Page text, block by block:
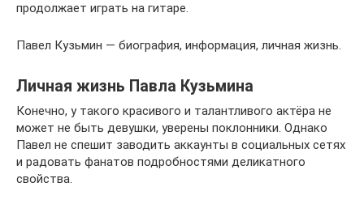
продолжает играть на гитаре.
Павел Кузьмин — биография, информация, личная жизнь.
Личная жизнь Павла Кузьмина
Конечно, у такого красивого и талантливого актёра не
может не быть девушки, уверены поклонники. Однако
Павел не спешит заводить аккаунты в социальных сетях
и радовать фанатов подробностями деликатного
свойства.